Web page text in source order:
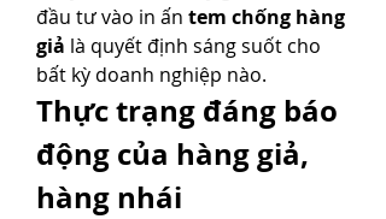
đầu tư vào in ấn tem chống hàng
giả là quyết định sáng suốt cho
bất kỳ doanh nghiệp nào.
Thực trạng đáng báo
động của hàng giả,
hàng nhái